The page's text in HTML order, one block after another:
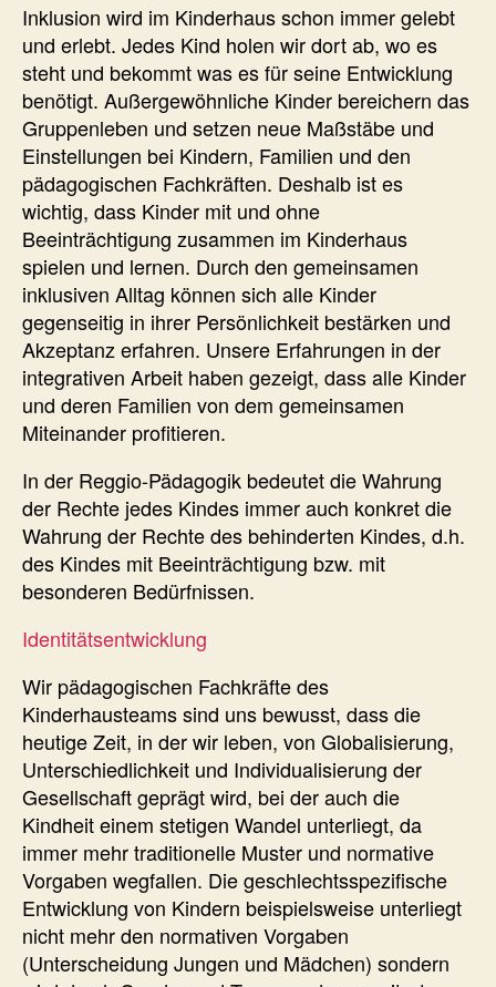
Inklusion wird im Kinderhaus schon immer gelebt
und erlebt. Jedes Kind holen wir dort ab, wo es
steht und bekommt was es für seine Entwicklung
benötigt. Außergewöhnliche Kinder bereichern das
Gruppenleben und setzen neue Maßstäbe und
Einstellungen bei Kindern, Familien und den
pädagogischen Fachkräften. Deshalb ist es
wichtig, dass Kinder mit und ohne
Beeinträchtigung zusammen im Kinderhaus
spielen und lernen. Durch den gemeinsamen
inklusiven Alltag können sich alle Kinder
gegenseitig in ihrer Persönlichkeit bestärken und
Akzeptanz erfahren. Unsere Erfahrungen in der
integrativen Arbeit haben gezeigt, dass alle Kinder
und deren Familien von dem gemeinsamen
Miteinander profitieren.
In der Reggio-Pädagogik bedeutet die Wahrung
der Rechte jedes Kindes immer auch konkret die
Wahrung der Rechte des behinderten Kindes, d.h.
des Kindes mit Beeinträchtigung bzw. mit
besonderen Bedürfnissen.
Identitätsentwicklung
Wir pädagogischen Fachkräfte des
Kinderhausteams sind uns bewusst, dass die
heutige Zeit, in der wir leben, von Globalisierung,
Unterschiedlichkeit und Individualisierung der
Gesellschaft geprägt wird, bei der auch die
Kindheit einem stetigen Wandel unterliegt, da
immer mehr traditionelle Muster und normative
Vorgaben wegfallen. Die geschlechtsspezifische
Entwicklung von Kindern beispielsweise unterliegt
nicht mehr den normativen Vorgaben
(Unterscheidung Jungen und Mädchen) sondern